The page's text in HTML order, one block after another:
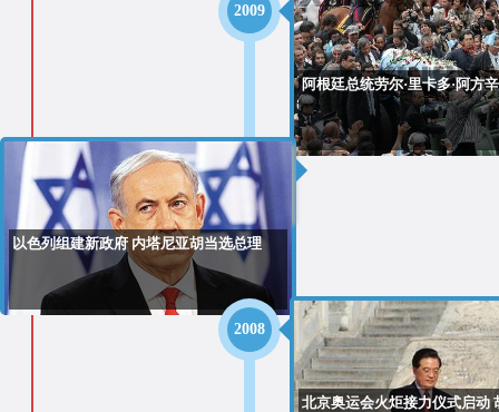
2009
阿根廷总统劳尔·里卡多·阿方
2009
以色列组建新政府 内塔尼亚胡当选总理
2008
北京奥运会火炬接力仪式启动